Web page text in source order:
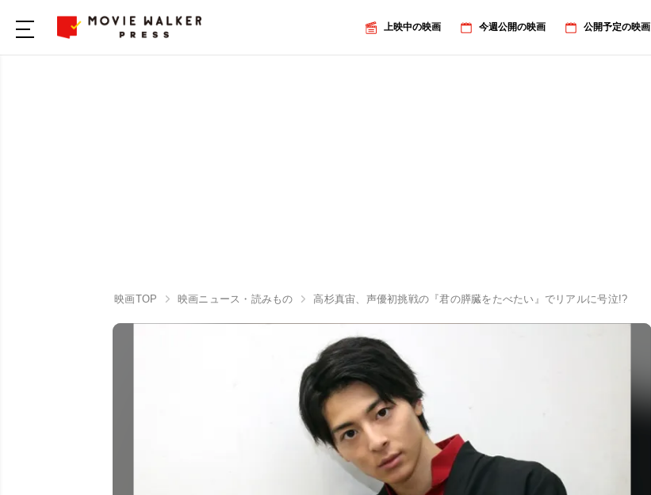
上映中の映画 今週公開の映画 公開予定の映画
映画TOP 映画ニュース・読みもの 高杉真宙、声優初挑戦の『君の膵臓をたべたい』でリアルに号泣!?